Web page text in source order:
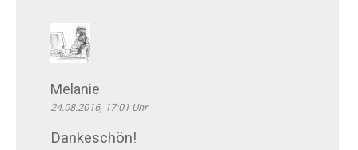
Melanie
24.08.2016, 17:01 Uhr
Dankeschön!